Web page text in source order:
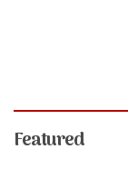
Featured